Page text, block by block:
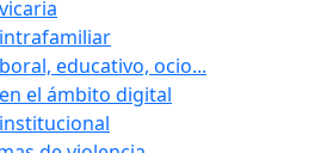
educativo, ocio...
el ámbito digital